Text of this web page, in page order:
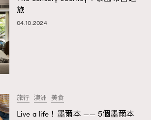
旅
04.10.2024
旅行 澳洲 美食
Live a life！墨爾本 —— 5個墨爾本